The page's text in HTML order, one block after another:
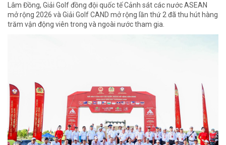
Lâm Đồng, Giải Golf đồng đội quốc tế Cảnh sát các nước ASEAN
mở rộng 2026 và Giải Golf CAND mở rộng lần thứ 2 đã thu hút hàng
trăm vận động viên trong và ngoài nước tham gia.